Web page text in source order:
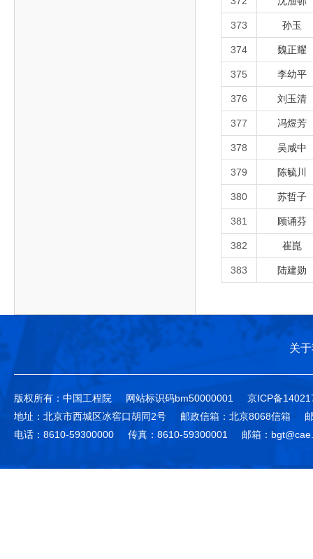
373 孙玉
374 魏正耀
375 李幼平
376 刘玉清
377 冯煜芳
378 吴咸中
379 陈毓川
380 苏哲子
381 顾诵芬
382 崔崑
383 陆建勋
关
版权所有：中国工程院 网站标识码bm50000001
京ICP备
地址：北京市西城区冰窖口胡同2号
邮政信箱：北京8068信箱
电话：8610-59300000
传真：8610-59300001 邮箱：